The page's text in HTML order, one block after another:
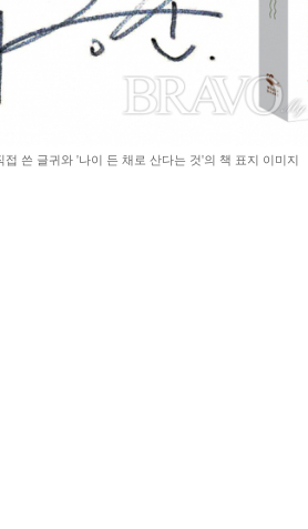
쓴 글귀와 '나이 든 채로 산다는 것'의 책 표지 이미지